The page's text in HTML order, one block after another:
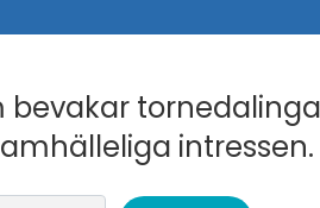
bevakar
intressen.